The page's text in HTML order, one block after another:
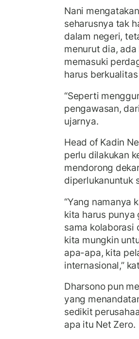
Nani
seharusnya tak
dalam negeri,
menurut dia,
memasuki
harus
“Seperti
pengawasan,
ujarnya.
Head of Kadin
perlu dilakukan
mendorong
diperlukanuntuk
“Yang namanya
kita harus punya
sama kolaborasi
kita mungkin
apa-apa, kita
internasional,”
Dharsono pun
yang
sedikit
apa itu Net Zero.